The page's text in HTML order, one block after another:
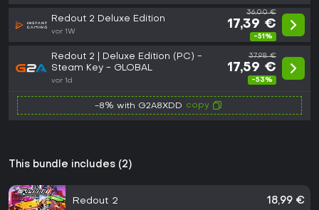
Redout 2 Deluxe Edition
vor 1W
36,00 €
17,39 €
-51%
Redout 2 | Deluxe Edition (PC) -
Steam Key - GLOBAL
vor 1d
37,98 €
17,59 €
-53%
-8% with G2A8XDD copy
This bundle includes (2)
Redout 2 18,99 €